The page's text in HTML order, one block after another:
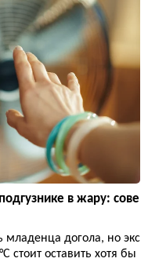
в жару: сове
младенца догола, но экс
стоит оставить хотя бы